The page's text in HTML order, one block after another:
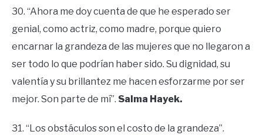
30. “Ahora me doy cuenta de que he esperado ser
genial, como actriz, como madre, porque quiero
encarnar la grandeza de las mujeres que no llegaron a
ser todo lo que podrían haber sido. Su dignidad, su
valentía y su brillantez me hacen esforzarme por ser
mejor. Son parte de mí”. Salma Hayek.
31. “Los obstáculos son el costo de la grandeza”.